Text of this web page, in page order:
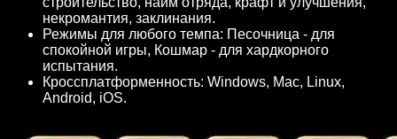
некромантия, заклинания.
Режимы для любого темпа: Песочница - для
спокойной игры, Кошмар - для хардкорного
испытания.
Кроссплатформенность: Windows, Mac, Linux,
Android, iOS.